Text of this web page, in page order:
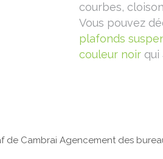
courbes,
Vous pouvez
plafonds
couleur noir qui